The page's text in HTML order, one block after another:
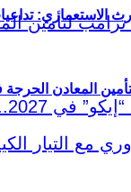
الاستعماري:
المعادن الحرجة